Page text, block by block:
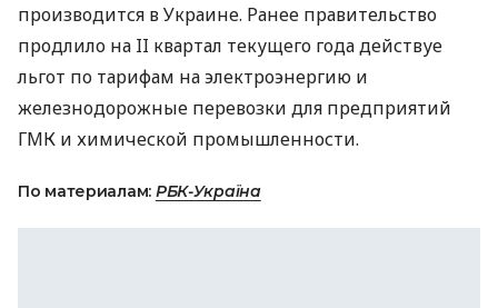
производится в Украине. Ранее правительство
продлило на II квартал текущего года действуе
льгот по тарифам на электроэнергию и
железнодорожные перевозки для предприятий
ГМК и химической промышленности.
По материалам: РБК-Україна